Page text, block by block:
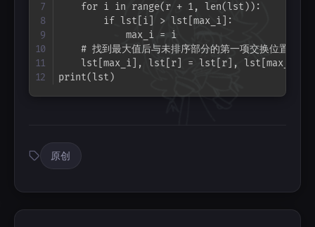
    for i in range(r + 1, len(lst)):
        if lst[i] > lst[max_i]:
            max_i = i
    # 找到最大值后与未排序部分的第一项交换位置
    lst[max_i], lst[r] = lst[r], lst[max_i]
print(lst)
原创